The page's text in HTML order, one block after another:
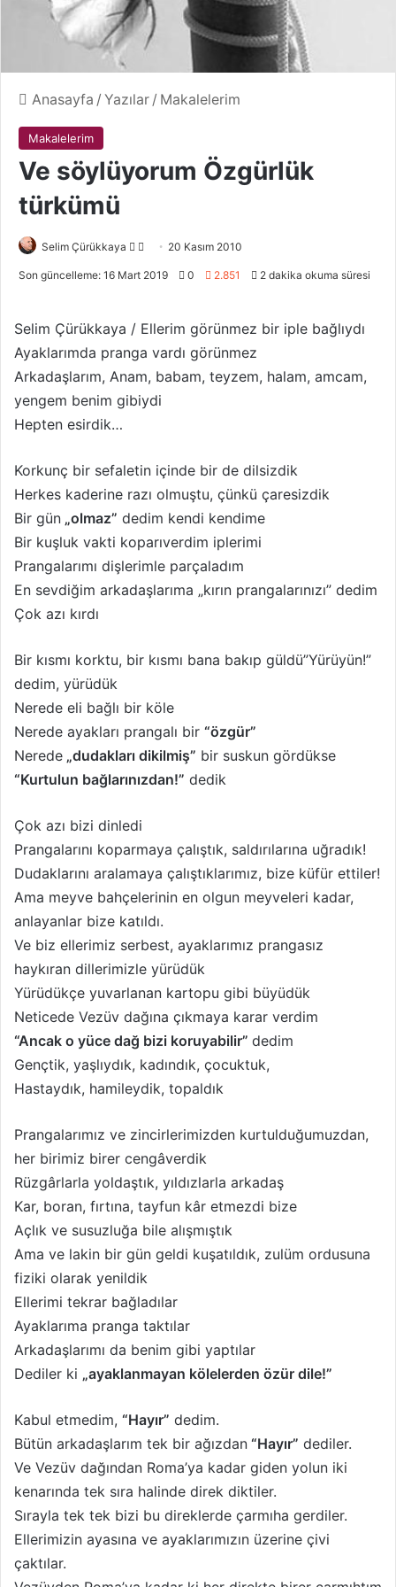
Anasayfa / Yazılar / Makalelerim
Makalelerim
Ve söylüyorum Özgürlük
türkümü
Selim Çürükkaya
F
o
w
o
n
i
-
p
o
s
n
d
e
r
m
20 Kasım 2010
Son güncelleme: 16 Mart 2019 0 2.851 2 dakika okuma süresi
Selim Çürükkaya / Ellerim görünmez bir iple bağlıydı
Ayaklarımda pranga vardı görünmez
Arkadaşlarım, Anam, babam, teyzem, halam, amcam,
yengem benim gibiydi
Hepten esirdik…
Korkunç bir sefaletin içinde bir de dilsizdik
Herkes kaderine razı olmuştu, çünkü çaresizdik
Bir gün „olmaz” dedim kendi kendime
Bir kuşluk vakti koparıverdim iplerimi
Prangalarımı dişlerimle parçaladım
En sevdiğim arkadaşlarıma „kırın prangalarınızı” dedim
Çok azı kırdı
Bir kısmı korktu, bir kısmı bana bakıp güldü”Yürüyün!”
dedim, yürüdük
Nerede eli bağlı bir köle
Nerede ayakları prangalı bir “özgür”
Nerede „dudakları dikilmiş” bir suskun gördükse
“Kurtulun bağlarınızdan!” dedik
Çok azı bizi dinledi
Prangalarını koparmaya çalıştık, saldırılarına uğradık!
Dudaklarını aralamaya çalıştıklarımız, bize küfür ettiler!
Ama meyve bahçelerinin en olgun meyveleri kadar,
anlayanlar bize katıldı.
Ve biz ellerimiz serbest, ayaklarımız prangasız
haykıran dillerimizle yürüdük
Yürüdükçe yuvarlanan kartopu gibi büyüdük
Neticede Vezüv dağına çıkmaya karar verdim
“Ancak o yüce dağ bizi koruyabilir” dedim
Gençtik, yaşlıydık, kadındık, çocuktuk,
Hastaydık, hamileydik, topaldık
Prangalarımız ve zincirlerimizden kurtulduğumuzdan,
her birimiz birer cengâverdik
Rüzgârlarla yoldaştık, yıldızlarla arkadaş
Kar, boran, fırtına, tayfun kâr etmezdi bize
Açlık ve susuzluğa bile alışmıştık
Ama ve lakin bir gün geldi kuşatıldık, zulüm ordusuna
fiziki olarak yenildik
Ellerimi tekrar bağladılar
Ayaklarıma pranga taktılar
Arkadaşlarımı da benim gibi yaptılar
Dediler ki „ayaklanmayan kölelerden özür dile!”
Kabul etmedim, “Hayır” dedim.
Bütün arkadaşlarım tek bir ağızdan “Hayır” dediler.
Ve Vezüv dağından Roma’ya kadar giden yolun iki
kenarında tek sıra halinde direk diktiler.
Sırayla tek tek bizi bu direklerde çarmıha gerdiler.
Ellerimizin ayasına ve ayaklarımızın üzerine çivi
çaktılar.